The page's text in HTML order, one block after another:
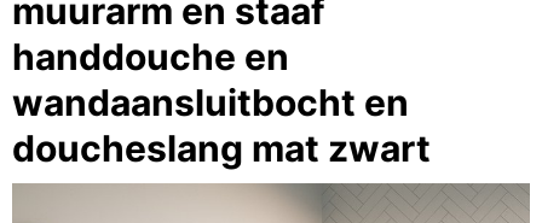
muurarm en staaf
handdouche en
wandaansluitbocht en
doucheslang mat zwart